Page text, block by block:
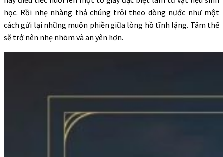
học. Rồi nhẹ nhàng thả chúng trôi theo dòng nước như một
cách gửi lại những muộn phiền giữa lòng hồ tĩnh lặng. Tâm thế
sẽ trở nên nhẹ nhõm và an yên hơn.